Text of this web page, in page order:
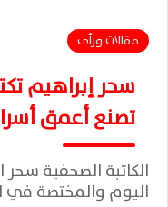
مقالات ورأى
سحر إبراهيم
تصنع أعمق
الكاتبة الصحفية سحر
اليوم والمختصة في